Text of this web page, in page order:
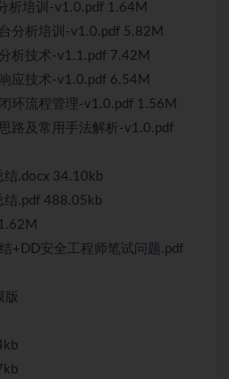
析培训-v1.0.pdf 1.64M
分析培训-v1.0.pdf 5.82M
析技术-v1.1.pdf 7.42M
应技术-v1.0.pdf 6.54M
环流程管理-v1.0.pdf 1.56M
路及常用手法解析-v1.0.pdf
.docx 34.10kb
结.pdf 488.05kb
+DD安全工程师笔试问题.pdf
版